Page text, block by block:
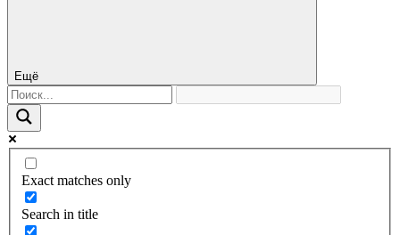
Ещё
Exact matches only
Search in title